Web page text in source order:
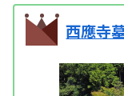
西應寺